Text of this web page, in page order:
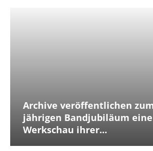
Archive veröffentlichen
jährigen Bandjubiläum eine
Werkschau ihrer...